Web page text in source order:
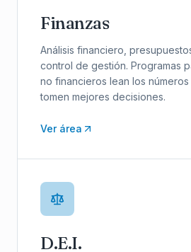
Finanzas
Análisis financiero,
control de gestión. Programas
no financieros lean los
tomen mejores decisiones.
Ver área
D.E.I.